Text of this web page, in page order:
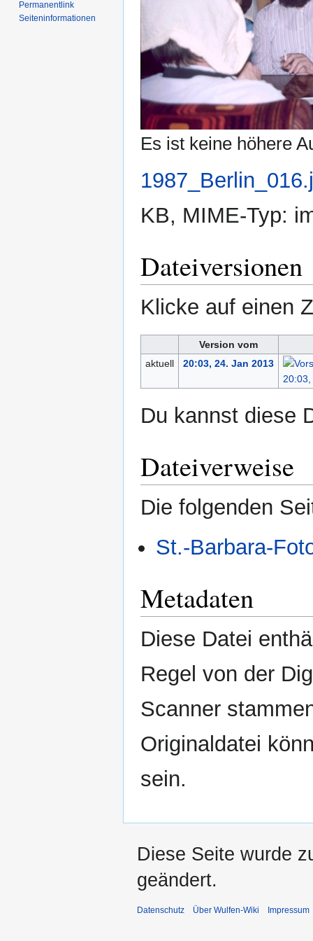
Es ist keine höhere
KB, MIME-Typ:
Dateiversionen
Klicke auf einen
Version vom
aktuell
20:03, 24. Jan 2013
Du kannst diese
Dateiverweise
Die folgenden
St.-Barbara-
Metadaten
Diese Datei
Regel von der
Scanner
Originaldatei
sein.
Permanentlink
Seiten­­informationen
Diese Seite wurde
geändert.
Datenschutz Über Wulfen-Wiki Impressum